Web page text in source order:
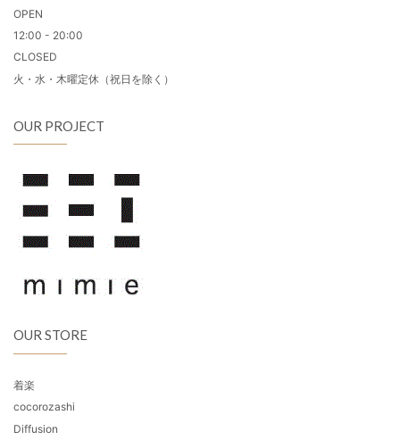
OPEN
12:00 - 20:00
CLOSED
火・水・木曜定休（祝日を除く）
OUR PROJECT
OUR STORE
着楽
cocorozashi
Diffusion